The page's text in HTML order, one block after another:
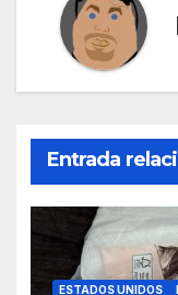
Entrada
ESTADOS UNIDOS